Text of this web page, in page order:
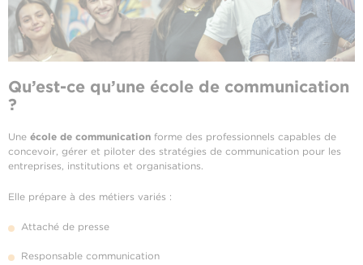
Qu’est-ce qu’une école de communication
?
Une école de communication forme des professionnels capables de
concevoir, gérer et piloter des stratégies de communication pour les
entreprises, institutions et organisations.
Elle prépare à des métiers variés :
Attaché de presse
Responsable communication